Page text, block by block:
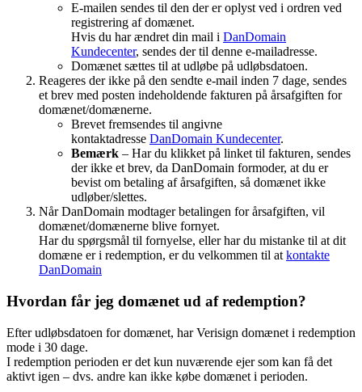
E-mailen sendes til den der er oplyst ved i ordren ved
registrering af domænet.
Hvis du har ændret din mail i DanDomain
Kundecenter, sendes der til denne e-mailadresse.
Domænet sættes til at udløbe på udløbsdatoen.
Reageres der ikke på den sendte e-mail inden 7 dage, sendes
et brev med posten indeholdende fakturen på årsafgiften for
domænet/domænerne.
Brevet fremsendes til angivne
kontaktadresse DanDomain Kundecenter.
Bemærk – Har du klikket på linket til fakturen, sendes
der ikke et brev, da DanDomain formoder, at du er
bevist om betaling af årsafgiften, så domænet ikke
udløber/slettes.
Når DanDomain modtager betalingen for årsafgiften, vil
domænet/domænerne blive fornyet.
Har du spørgsmål til fornyelse, eller har du mistanke til at dit
domæne er i redemption, er du velkommen til atkontakte
DanDomain
Hvordan får jeg domænet ud af redemption?
Efter udløbsdatoen for domænet, har Verisign domænet i redemption
mode i 30 dage.
I redemption perioden er det kun nuværende ejer som kan få det
aktivt igen – dvs. andre kan ikke købe domænet i perioden.